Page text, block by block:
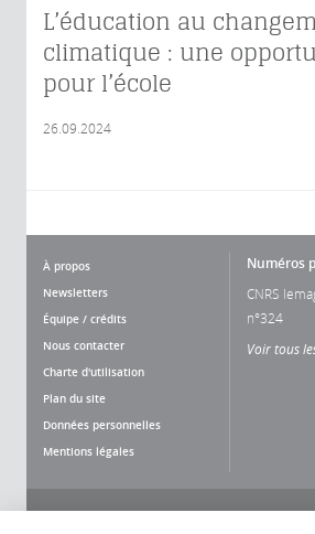
L’éducation au
climatique : une
pour l’école
26.09.2024
À propos
Newsletters
Équipe / crédits
Nous contacter
Charte d'utilisation
Plan du site
Données personnelles
Mentions légales
Numéros
CNRS
n°324
Voir tous
Nous suivre